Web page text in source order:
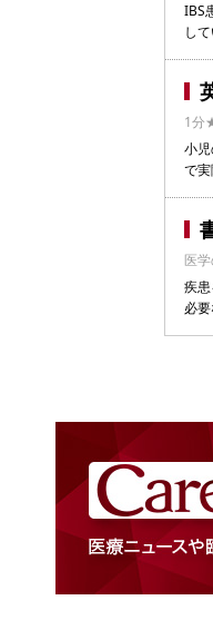
IBS
し
1分
小
で
医学
疾
必